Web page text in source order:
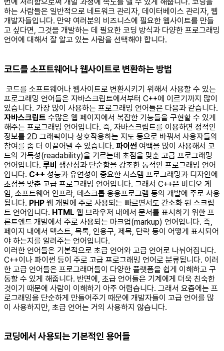
하는 사람들은 일반적으로 네트워크 관리자, 데이터베이스 관리자, 웹
개발자들입니다. 만약 여러분의 비즈니스에 필요한 웹사이트를 만들
고 싶다면, 그것을 개발하는 데 필요한 코딩 방식과 다양한 프로그래밍
언어에 대해서 잘 알고 있는 사람을 선택해야 합니다.
코드를 소프트웨어나 웹사이트로 변환하는 방법
코드를 소프트웨어나 웹사이트로 변환시키기 위해서 사용할 수 있는
프로그래밍 언어들은 자바스크립트에서부터 C++에 이르기까지 많이
있습니다. 가장 많이 사용하는 프로그래밍 언어들은 다음과 같습니다.
자바스크립트 수많은 웹 페이지에서 복잡한 기능들을 구현할 수 있게
해주는 프로그래밍 언어입니다. 즉, 자바스크립트를 이용하면 정적인
정보를 2D 그래픽이나 상호작용하는 지도 등으로 바꿔서 사용자들의
참여를 좀 더 이끌어낼 수 있습니다. 파이썬 여백을 많이 사용해서 코
드의 가독성(readability)을 기르는데 초점을 맞춘 고급 프로그래밍
언어입니다. 루비 생산성과 단순함을 강조한 동적인 프로그래밍 언어
입니다. C++ 성능과 유연성이 중요한 시스템 프로그래밍과 디자인에
초점을 맞춘 고급 프로그래밍 언어입니다. 그래서 C++은 비디오 게
임, 소프트웨어 인프라, 데스크톱 응용프로그램 등의 개발에 주로 사용
됩니다. PHP 웹 개발에 주로 사용되는 빠르면서도 간소화 된 스크립
트 언어입니다. HTML 웹 브라우저 내에서 문서를 표시하기 위한 프
론트엔드 개발에서 주로 사용되는 마크업(markup) 언어입니다. 즉,
페이지 내에서 텍스트, 목록, 인용구, 제목, 단락 등이 어떻게 표시되어
야 하는지를 알려주는 언어입니다.
이러한 언어들은 기본적으로 초급 언어와 고급 언어로 나뉘어집니다.
C++이나 파이썬 등이 주로 고급 프로그래밍 언어로 분류됩니다. 이러
한 고급 언어들은 프로그래머들이 다양한 플랫폼을 쉽게 이해하고 구
동할 수 있게 해줍니다. 반면에, 초급 언어들은 기계에게 더욱 친숙한
것이기 때문에 사람이 이해하기 아주 어렵습니다. 그래서 요즘에는 프
로그래밍을 단순하게 만들어주기 때문에 개발자들이 고급 언어를 많
이 사용하지만, 초급 언어는 거의 사용하지 않습니다.
코딩에서 사용되는 기본적인 용어들